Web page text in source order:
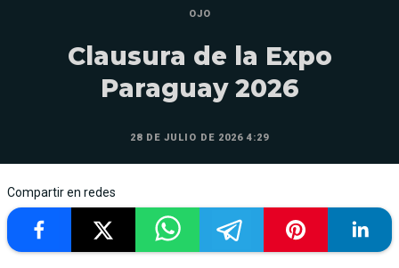
OJO
Clausura de la Expo
Paraguay 2026
28 DE JULIO DE 2026 4:29
Compartir en redes